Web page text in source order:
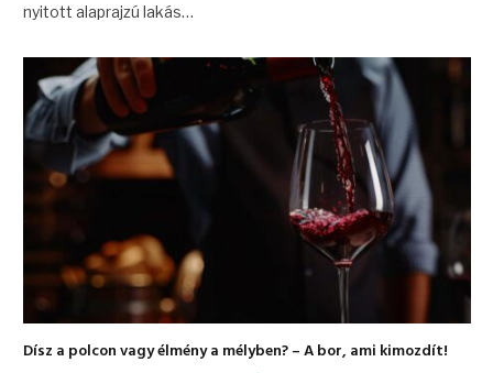
nyitott alaprajzú lakás…
Dísz a polcon vagy élmény a mélyben? – A bor, ami kimozdít!